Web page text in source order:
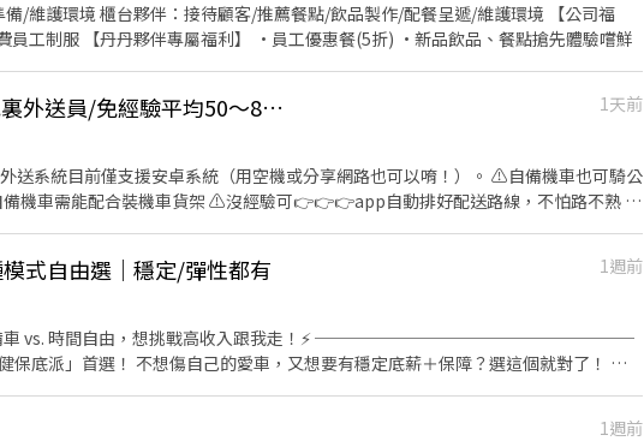
備/維護環境 櫃台夥伴：接待顧客/推薦餐點/飲品製作/配餐呈遞/維護環境 【公司福
工制服 【丹丹夥伴專屬福利】 ·員工優惠餐(5折) ·新品飲品、餐點搶先體驗嚐鮮
👍 可週領現💖高雄全區🦐蝦皮包裏外送員/免經驗平均50～80K，公司車
1天前
送系統目前僅支援安卓系統（用空機或分享網路也可以唷！）。 ⚠️自備機車也可騎公
機車需能配合裝機車貨架 ⚠️沒經驗可👉👉👉app自動排好配送路線，不怕路不熟 ⚠️
拼命努力送（挑戰極限）：$80,000 ~ $180,000 元 + 額外加碼獎金！
15號準時發薪（可匯款/領現），亦可配合【每週領薪】，週週有錢花！
開缺地點 ── 趕快卡位】 ━━━━━━━━━━━━━━━━━ 高雄市各行政
、前金、前鎮...等） 點擊立即應徵，私訊告知小編你想送哪一區，馬上幫你保留就
火速卡位應徵流程】 ➊ 點擊填寫廠商制式履歷（1分鐘完成，快速安排送
防線】個資僅供廠商審核，敏感欄位（身分證/詳細地址）錄取前皆可先不填！ ➋加
⌜姓名+電話 +應徵蝦皮外送」💥
式自由選｜穩定/彈性都有
1週前
，想挑戰高收入跟我走！⚡️ ───────────────────
底派」首選！ 不想傷自己的愛車，又想要有穩定底薪＋保障？選這個就對了！ 💜
1週前